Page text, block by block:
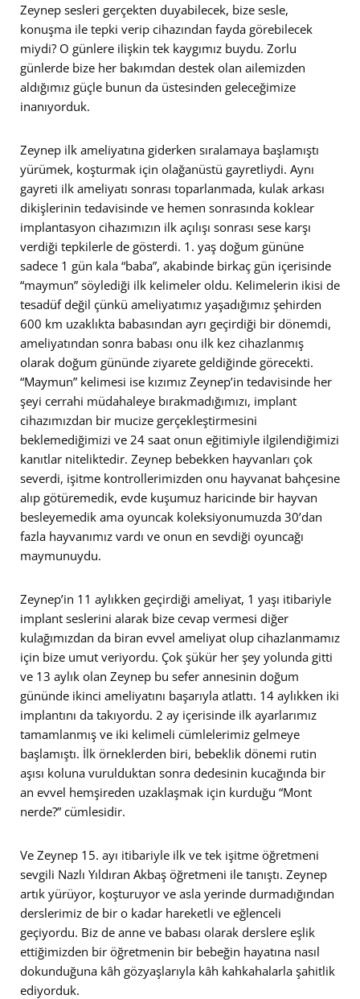
Zeynep sesleri gerçekten duyabilecek, bize sesle,
konuşma ile tepki verip cihazından fayda görebilecek
miydi? O günlere ilişkin tek kaygımız buydu. Zorlu
günlerde bize her bakımdan destek olan ailemizden
aldığımız güçle bunun da üstesinden geleceğimize
inanıyorduk.
Zeynep ilk ameliyatına giderken sıralamaya başlamıştı
yürümek, koşturmak için olağanüstü gayretliydi. Aynı
gayreti ilk ameliyatı sonrası toparlanmada, kulak arkası
dikişlerinin tedavisinde ve hemen sonrasında koklear
implantasyon cihazımızın ilk açılışı sonrası sese karşı
verdiği tepkilerle de gösterdi. 1. yaş doğum gününe
sadece 1 gün kala “baba”, akabinde birkaç gün içerisinde
“maymun” söylediği ilk kelimeler oldu. Kelimelerin ikisi de
tesadüf değil çünkü ameliyatımız yaşadığımız şehirden
600 km uzaklıkta babasından ayrı geçirdiği bir dönemdi,
ameliyatından sonra babası onu ilk kez cihazlanmış
olarak doğum gününde ziyarete geldiğinde görecekti.
“Maymun” kelimesi ise kızımız Zeynep’in tedavisinde her
şeyi cerrahi müdahaleye bırakmadığımızı, implant
cihazımızdan bir mucize gerçekleştirmesini
beklemediğimizi ve 24 saat onun eğitimiyle ilgilendiğimizi
kanıtlar niteliktedir. Zeynep bebekken hayvanları çok
severdi, işitme kontrollerimizden onu hayvanat bahçesine
alıp götüremedik, evde kuşumuz haricinde bir hayvan
besleyemedik ama oyuncak koleksiyonumuzda 30’dan
fazla hayvanımız vardı ve onun en sevdiği oyuncağı
maymunuydu.
Zeynep’in 11 aylıkken geçirdiği ameliyat, 1 yaşı itibariyle
implant seslerini alarak bize cevap vermesi diğer
kulağımızdan da biran evvel ameliyat olup cihazlanmamız
için bize umut veriyordu. Çok şükür her şey yolunda gitti
ve 13 aylık olan Zeynep bu sefer annesinin doğum
gününde ikinci ameliyatını başarıyla atlattı. 14 aylıkken iki
implantını da takıyordu. 2 ay içerisinde ilk ayarlarımız
tamamlanmış ve iki kelimeli cümlelerimiz gelmeye
başlamıştı. İlk örneklerden biri, bebeklik dönemi rutin
aşısı koluna vurulduktan sonra dedesinin kucağında bir
an evvel hemşireden uzaklaşmak için kurduğu “Mont
nerde?” cümlesidir.
Ve Zeynep 15. ayı itibariyle ilk ve tek işitme öğretmeni
sevgili Nazlı Yıldıran Akbaş öğretmeni ile tanıştı. Zeynep
artık yürüyor, koşturuyor ve asla yerinde durmadığından
derslerimiz de bir o kadar hareketli ve eğlenceli
geçiyordu. Biz de anne ve babası olarak derslere eşlik
ettiğimizden bir öğretmenin bir bebeğin hayatına nasıl
dokunduğuna kâh gözyaşlarıyla kâh kahkahalarla şahitlik
ediyorduk.